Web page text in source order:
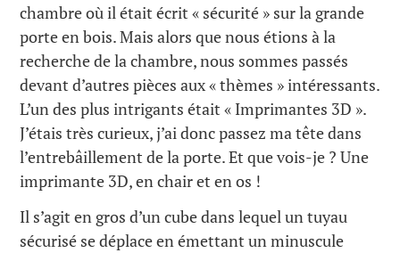
chambre où il était écrit « sécurité » sur la grande
porte en bois. Mais alors que nous étions à la
recherche de la chambre, nous sommes passés
devant d’autres pièces aux « thèmes » intéressants.
L’un des plus intrigants était « Imprimantes 3D ».
J’étais très curieux, j’ai donc passez ma tête dans
l’entrebâillement de la porte. Et que vois-je ? Une
imprimante 3D, en chair et en os !
Il s’agit en gros d’un cube dans lequel un tuyau
sécurisé se déplace en émettant un minuscule